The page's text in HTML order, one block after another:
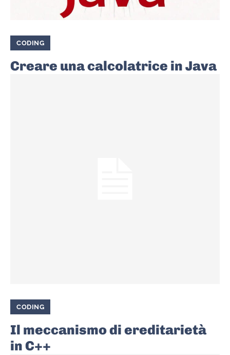
CODING
Creare una calcolatrice in Java
CODING
Il meccanismo di ereditarietà
in C++